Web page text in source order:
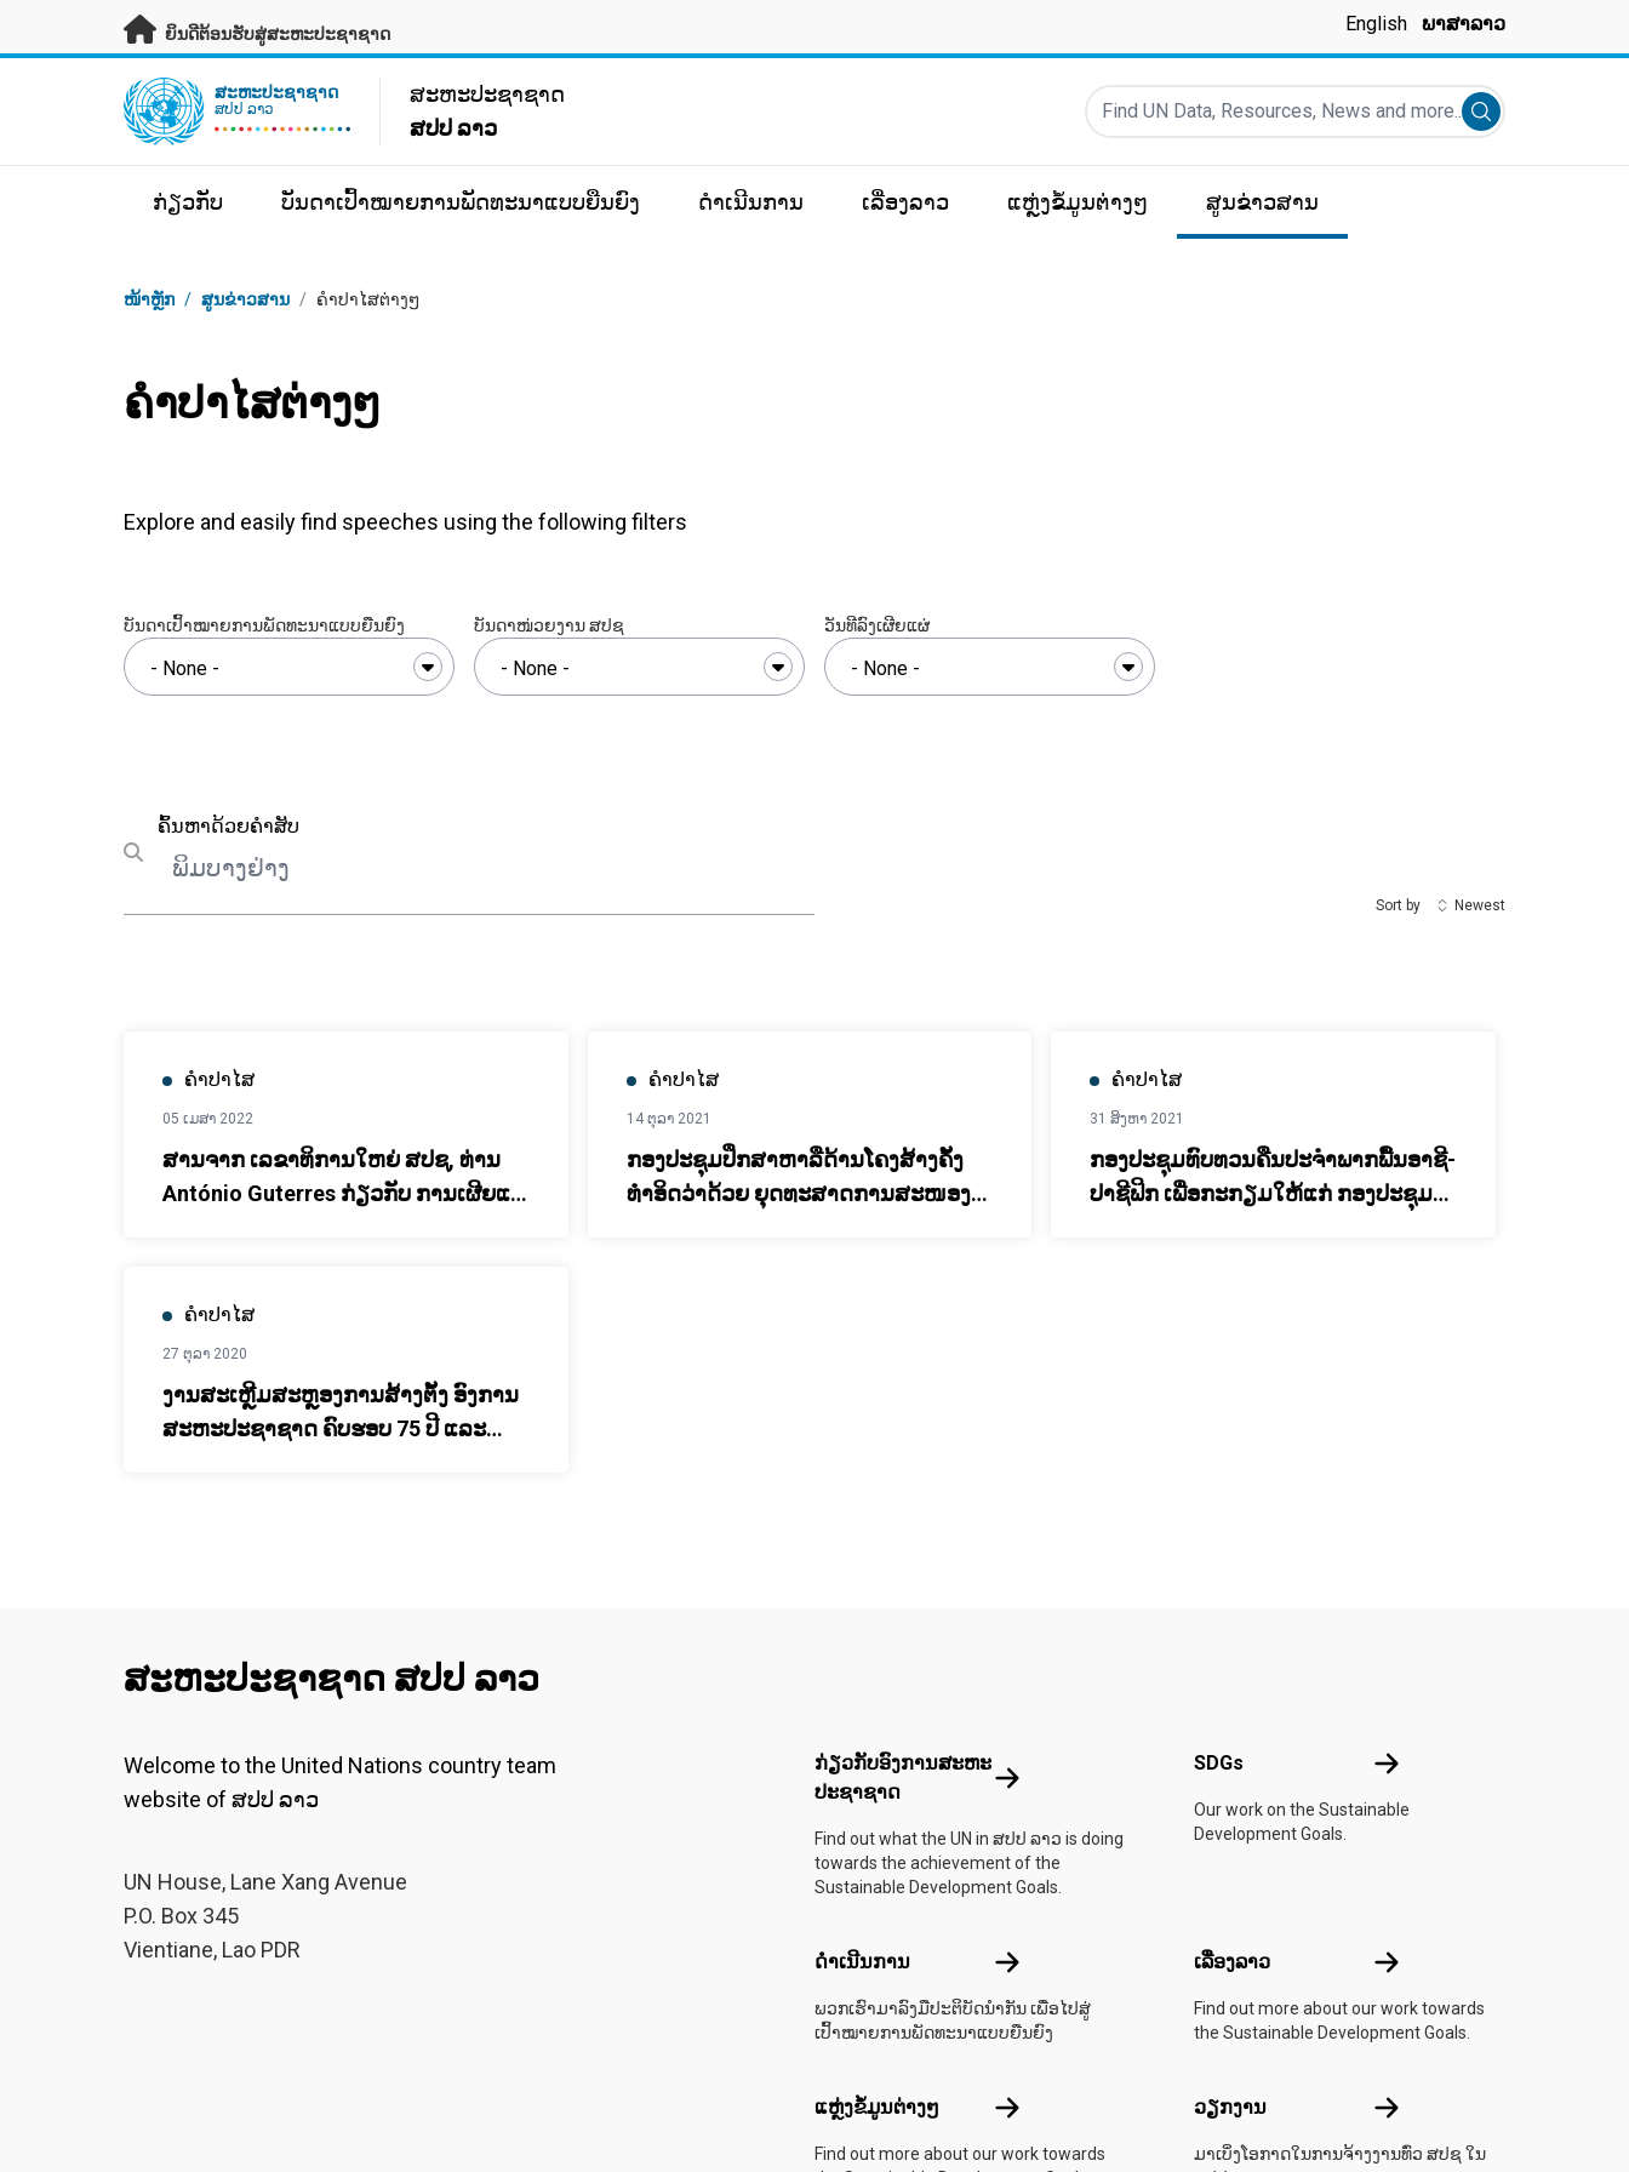
ຍິນດີຕ້ອນຮັບສູ່ສະຫະປະຊາຊາດ English ພາສາລາວ
UN Logo ສະ​ຫະ​ປະ​ຊາ​ຊາດ
ສປປ ລາວ
ສະ​ຫະ​ປະ​ຊາ​ຊາດ
ສປປ ລາວ
Find UN Data, Resources, News and more...
Submit search
ກ່ຽວກັບ ບັນດາເປົ້າໝາຍການພັດທະນາແບບຍືນຍົງ ດຳເນີນການ ເລື່ອງລາວ ແຫຼ່ງຂໍ້ມູນຕ່າງໆ ສູນຂ່າວສານ
Breadcrumb
ໜ້າຫຼັກ / ສູນຂ່າວສານ / ຄຳປາໄສຕ່າງໆ
ຄຳປາໄສຕ່າງໆ
Explore and easily find speeches using the following filters
ບັນດາເປົ້າໝາຍການພັດທະນາແບບຍືນຍົງ ບັນດາໜ່ວຍງານ ສປຊ ວັນທີລົງເຜີຍແຜ່
Submit search
ຄົ້ນຫາດ້ວຍຄຳສັບ
Sort by Newest
ຄຳປາໄສ
05 ເມສາ 2022
ສານຈາກ ເລຂາທິການໃຫຍ່ ສປຊ, ທ່ານ
António Guterres ກ່ຽວກັບ ການເຜີຍແຜ່
ຄຳປາໄສ
14 ຕຸລາ 2021
ກອງປະຊຸມປຶກສາຫາລືດ້ານໂຄງສ້າງຄັ້ງ
ທຳອິດວ່າດ້ວຍ ຍຸດທະສາດການສະໜອງ
ຄຳປາໄສ
31 ສິງຫາ 2021
ກອງປະຊຸມທົບທວນຄືນປະຈຳພາກພື້ນອາຊີ-
ປາຊີຟິກ ເພື່ອກະກຽມໃຫ້ແກ່ ກອງປະຊຸມ
ຄຳປາໄສ
27 ຕຸລາ 2020
ງານສະເຫຼີມສະຫຼອງການສ້າງຕັ້ງ ອົງການ
ສະຫະປະຊາຊາດ ຄົບຮອບ 75 ປີ ແລະ
ສະ​ຫະ​ປະ​ຊາ​ຊາດ ສປປ ລາວ
Welcome to the United Nations country team
website of ສປປ ລາວ
UN House, Lane Xang Avenue
P.O. Box 345
Vientiane, Lao PDR
ກ່ຽວກັບອົງການສະຫະ
ປະຊາຊາດ
ກ່ຽວກັບອົງການສະຫະປະຊາຊາດ
Find out what the UN in ສປປ ລາວ is doing
towards the achievement of the
Sustainable Development Goals.
SDGs SDGs
Our work on the Sustainable
Development Goals.
ດຳເນີນການ ດຳເນີນການ
ພວກເຮົາມາລົງມືປະຕິບັດນຳກັນ ເພື່ອໄປສູ່
ເປົ້າໝາຍການພັດທະນາແບບຍືນຍົງ
ເລື່ອງລາວ ເລື່ອງລາວ
Find out more about our work towards
the Sustainable Development Goals.
ແຫຼ່ງຂໍ້ມູນຕ່າງໆ ແຫຼ່ງຂໍ້ມູນຕ່າງໆ
Find out more about our work towards
ວຽກງານ ວຽກງານ
ມາເບິ່ງໂອກາດໃນການຈ້າງງານທົ່ວ ສປຊ ໃນ